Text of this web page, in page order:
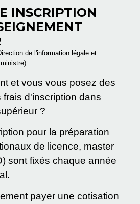
INSCRIPTION
de l'information légale et
et vous vous posez des
d'inscription dans
?
pour la préparation
de licence, master
sont fixés chaque année
payer une cotisation